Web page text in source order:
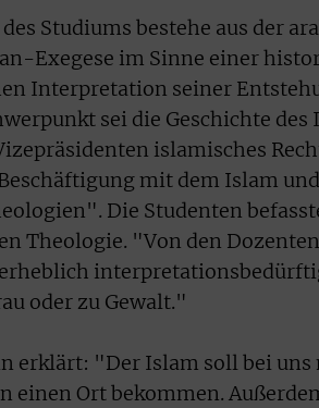
Studiums bestehe aus der
Exegese im Sinne einer
Interpretation seiner
sei die Geschichte
islamisches
mit dem Islam
Die Studenten
Theologie. "Von den
oder zu Gewalt."
erklärt: "Der Islam soll bei uns
einen Ort bekommen.